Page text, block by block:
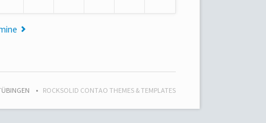
ROCKSOLID CONTAO THEMES & TEMPLATES